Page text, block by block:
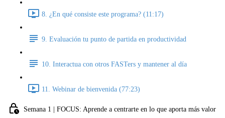
8. ¿En qué consiste este programa? (11:17)
9. Evaluación tu punto de partida en productividad
10. Interactua con otros FASTers y mantener al día
11. Webinar de bienvenida (77:23)
Semana 1 | FOCUS: Aprende a centrarte en lo que aporta más valor